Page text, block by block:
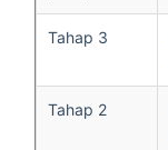
Tahap 3
Tahap 2